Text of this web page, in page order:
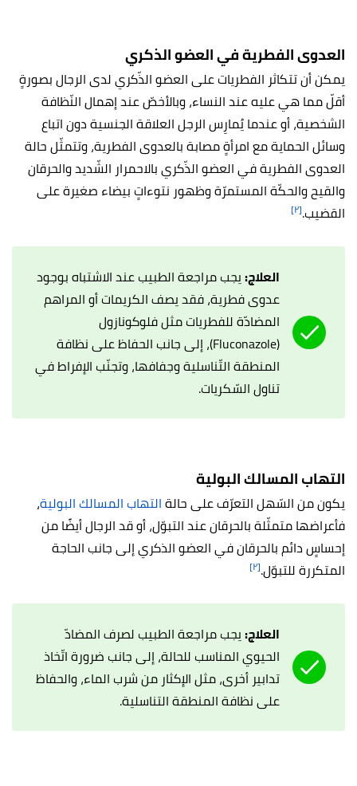
العدوى الفطرية في العضو الذكري
يمكن أن تتكاثر الفطريات على العضو الذّكري لدى الرجال بصورةٍ
أقلّ مما هي عليه عند النساء، وبالأخصّ عند إهمال النّظافة
الشخصية، أو عندما يُمارِس الرجل العلاقة الجنسية دون اتباع
وسائل الحماية مع امرأةٍ مصابة بالعدوى الفطرية، وتتمثّل حالة
العدوى الفطرية في العضو الذّكري بالاحمرار الشّديد والحرقان
والقيح والحكّة المستمرّة وظهور نتوءاتٍ بيضاء صغيرة على
القضيب.[٢]
العلاج:يجب مراجعة الطبيب عند الاشتباه بوجود
عدوى فطرية، فقد يصف الكريمات أو المراهم
المضادّة للفطريات مثل فلوكونازول
(Fluconazole)، إلى جانب الحفاظ على نظافة
المنطقة التّناسلية وجفافها، وتجنّب الإفراط في
تناول السّكريات.
التهاب المسالك البولية
يكون من السّهل التعرّف على حالةالتهاب المسالك البولية،
فأعراضها متمثّلة بالحرقان عند التبوّل، أو قد الرجال أيضًا من
إحساسٍ دائم بالحرقان في العضو الذكري إلى جانب الحاجة
المتكررة للتبوّل.[٢]
العلاج:يجب مراجعة الطبيب لصرف المضادّ
الحيوي المناسب للحالة، إلى جانب ضرورة اتّخاذ
تدابير أخرى، مثل الإكثار من شرب الماء، والحفاظ
على نظافة المنطقة التناسلية.